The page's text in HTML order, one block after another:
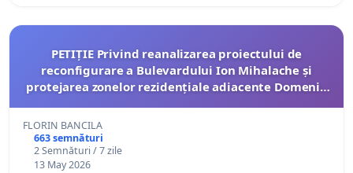
PETIȚIE Privind reanalizarea proiectului de
reconfigurare a Bulevardului Ion Mihalache și
protejarea zonelor rezidențiale adiacente Domenii,
FLORIN BANCILA
663 semnături
2 Semnături / 7 zile
13 May 2026